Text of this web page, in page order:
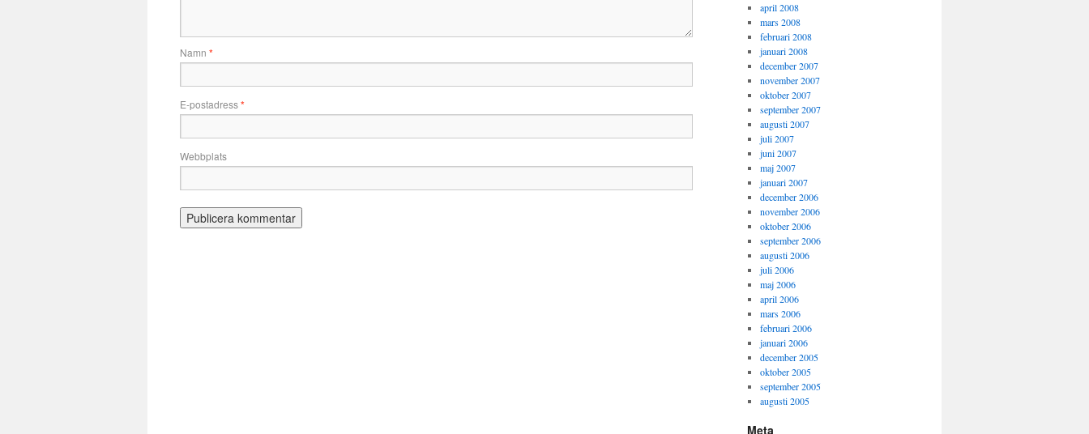
Namn *
E-postadress*
Webbplats
april 2008
mars 2008
februari 2008
januari 2008
december 2007
november 2007
oktober 2007
september 2007
augusti 2007
juli 2007
juni 2007
maj 2007
januari 2007
december 2006
november 2006
oktober 2006
september 2006
augusti 2006
juli 2006
maj 2006
april 2006
mars 2006
februari 2006
januari 2006
december 2005
oktober 2005
september 2005
augusti 2005
Meta